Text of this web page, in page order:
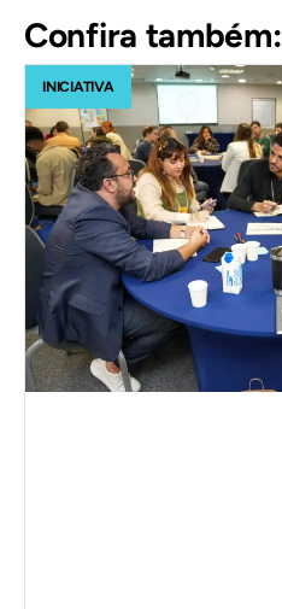
Confira também:
INICIATIVA